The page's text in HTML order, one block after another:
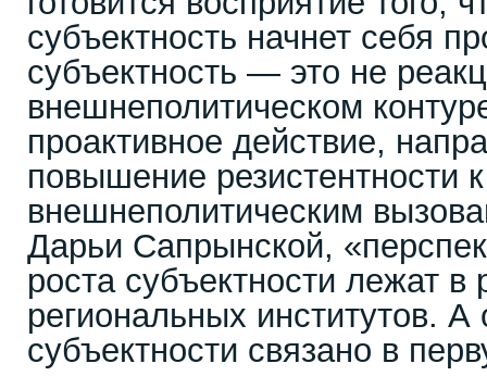
субъектность начнет себя
субъектность — это не
внешнеполитическом
проактивное действие,
повышение резистентности к
внешнеполитическим
Дарьи Сапрынской,
роста субъектности лежат в
региональных институтов. А
субъектности связано в